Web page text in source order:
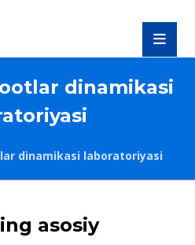
dinamikasi
dinamikasi laboratoriyasi
asosiy